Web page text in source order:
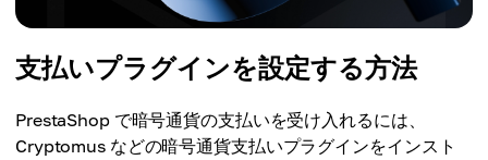
支払いプラグインを設定する方法
PrestaShop で暗号通貨の支払いを受け入れるには、
Cryptomus などの暗号通貨支払いプラグインをインスト